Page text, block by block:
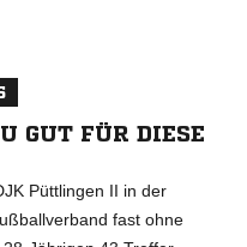
FÜR DIESE K
Püttlingen II in der
fast ohne